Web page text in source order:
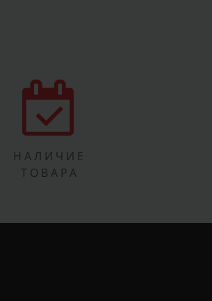
НАЛИЧИЕ
ТОВАРА